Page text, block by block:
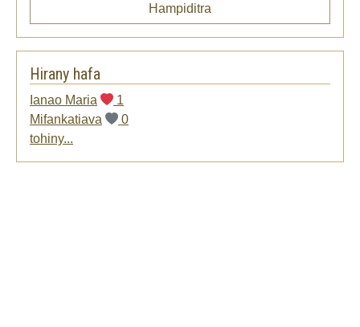
Hampiditra
Hirany hafa
Ianao Maria
1
Mifankatiava
0
tohiny...